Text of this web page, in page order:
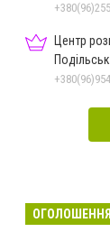
Центр
ОГОЛОШЕННЯ